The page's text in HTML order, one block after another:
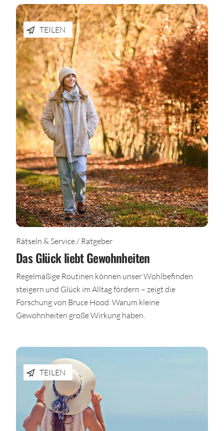
TEILEN
Rätseln & Service / Ratgeber
Das Glück liebt Gewohnheiten
Regelmäßige Routinen können unser Wohlbefinden
steigern und Glück im Alltag fördern – zeigt die
Forschung von Bruce Hood. Warum kleine
Gewohnheiten große Wirkung haben.
TEILEN